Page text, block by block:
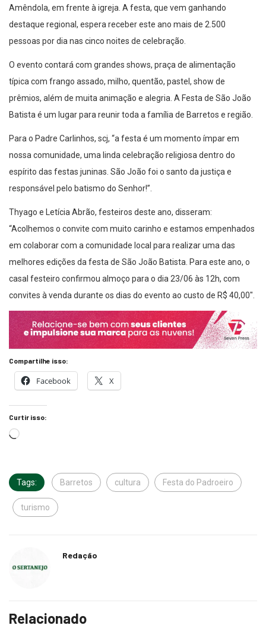
Amêndola, em frente à igreja. A festa, que vem ganhando
destaque regional, espera receber este ano mais de 2.500
pessoas por dia nas cinco noites de celebração.
O evento contará com grandes shows, praça de alimentação
típica com frango assado, milho, quentão, pastel, show de
prêmios, além de muita animação e alegria. A Festa de São João
Batista é um lugar para reunir toda a família de Barretos e região.
Para o Padre Carlinhos, scj, “a festa é um momento ímpar em
nossa comunidade, uma linda celebração religiosa dentro do
espírito das festas juninas. São João foi o santo da justiça e
responsável pelo batismo do Senhor!”.
Thyago e Letícia Abrão, festeiros deste ano, disseram:
“Acolhemos o convite com muito carinho e estamos empenhados
em colaborar com a comunidade local para realizar uma das
melhores edições da festa de São João Batista. Para este ano, o
casal festeiro confirmou almoço para o dia 23/06 às 12h, com
convites à venda durante os dias do evento ao custo de R$ 40,00″.
Compartilhe isso:
Facebook X
Curtir isso:
Tags: Barretos cultura Festa do Padroeiro
turismo
Redação
Relacionado